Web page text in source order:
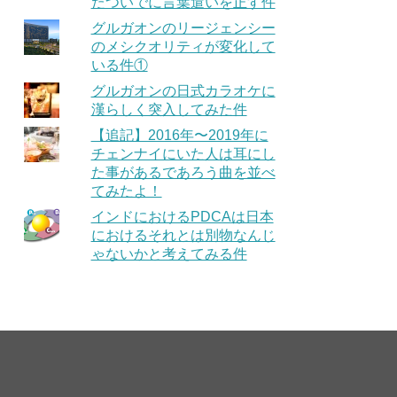
グルガオンのリージェンシー
のメシクオリティが変化して
いる件①
グルガオンの日式カラオケに
漢らしく突入してみた件
【追記】2016年〜2019年に
チェンナイにいた人は耳にし
た事があるであろう曲を並べ
てみたよ！
インドにおけるPDCAは日本
におけるそれとは別物なんじ
ゃないかと考えてみる件